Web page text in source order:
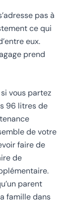
pas à
ce qui
eux.
prend
si vous partez
96 litres de
de votre
faire de
de
parent
famille dans